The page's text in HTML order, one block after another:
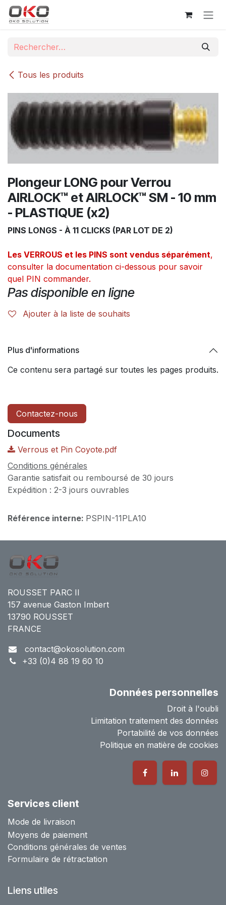
Se rendre au contenu
Tous les produits
Plongeur LONG pour Verrou
AIRLOCK™ et AIRLOCK™ SM - 10 mm
- PLASTIQUE (x2)
PINS LONGS - À 11 CLICKS (PAR LOT DE 2)
Les VERROUS et les PINS sont vendus séparément,
consulter la documentation ci-dessous pour savoir
quel PIN commander.
Pas disponible en ligne
Ajouter à la liste de souhaits
Plus d'informations
Ce contenu sera partagé sur toutes les pages produits.
Contactez-nous
Documents
Verrous et Pin Coyote.pdf
Conditions générales
Garantie satisfait ou remboursé de 30 jours
Expédition : 2-3 jours ouvrables
Référence interne: PSPIN-11PLA10
ROUSSET PARC II
157 avenue Gaston Imbert
13790 ROUSSET
FRANCE
contact@okosolution.com
+33 (0)4 88 19 60 10
Données personnelles
Droit à l'oubli
Limitation traitement des données
Portabilité de vos données
Politique en matière de cookies
Services client
Mode de livraison
Moyens de paiement
Conditions générales de ventes
Formulaire de rétractation
Liens utiles